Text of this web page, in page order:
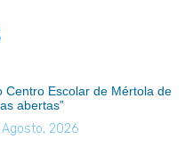
Centro Escolar de Mértola de
abertas”
Agosto, 2026